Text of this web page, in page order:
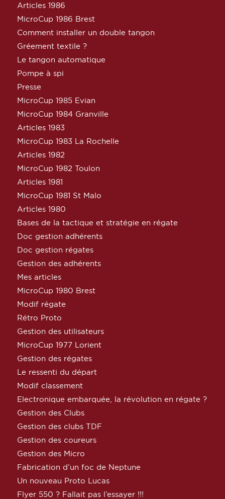
Articles 1986
MicroCup 1986 Brest
Comment installer un double tangon
Gréement textile ?
Le tangon automatique
Pompe à spi
Presse
MicroCup 1985 Evian
MicroCup 1984 Granville
Articles 1983
MicroCup 1983 La Rochelle
Articles 1982
MicroCup 1982 Toulon
Articles 1981
MicroCup 1981 St Malo
Articles 1980
Bases de la tactique et stratégie en régate
Doc gestion adhérents
Doc gestion régates
Gestion des adhérents
Mes articles
MicroCup 1980 Brest
Modif régate
Rétro Proto
Gestion des utilisateurs
MicroCup 1977 Lorient
Gestion des régates
Le ressenti du départ
Modif classement
Electronique embarquée, la révolution en régate ?
Gestion des Clubs
Gestion des clubs TDF
Gestion des coureurs
Gestion des Micro
Fabrication d’un foc de Neptune
Un nouveau Proto Lucas
Flyer 550 ? Fallait pas l’essayer !!!